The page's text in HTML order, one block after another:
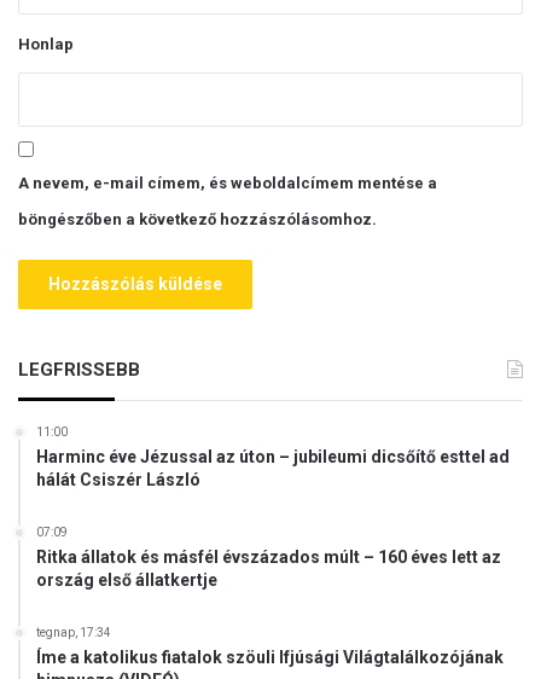
Honlap
A nevem, e-mail címem, és weboldalcímem mentése a
böngészőben a következő hozzászólásomhoz.
LEGFRISSEBB
11:00
Harminc éve Jézussal az úton – jubileumi dicsőítő esttel ad
hálát Csiszér László
07:09
Ritka állatok és másfél évszázados múlt – 160 éves lett az
ország első állatkertje
tegnap, 17:34
Íme a katolikus fiatalok szöuli Ifjúsági Világtalálkozójának